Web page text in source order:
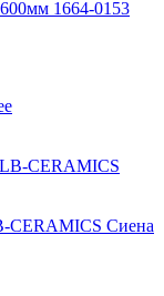
1664-0153
CERAMICS Сиена